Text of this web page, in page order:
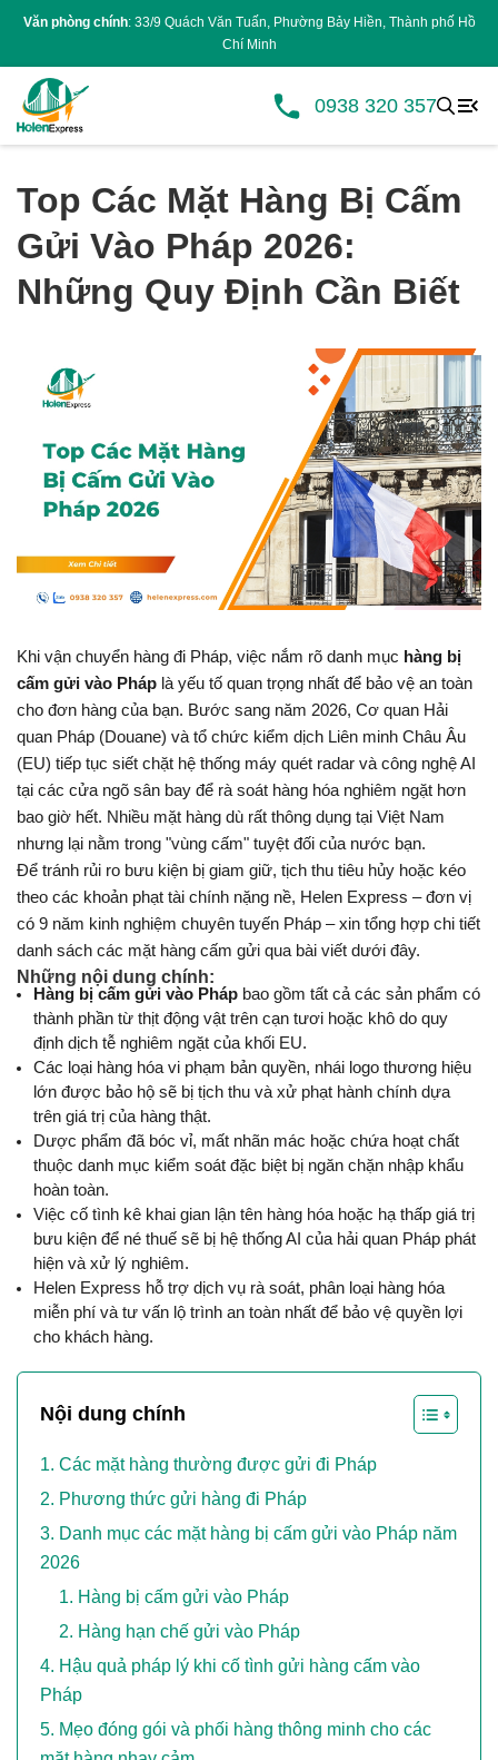
Văn phòng chính: 33/9 Quách Văn Tuấn, Phường Bảy Hiền, Thành phố Hồ
Chí Minh
0938 320 357
Top Các Mặt Hàng Bị Cấm
Gửi Vào Pháp 2026:
Những Quy Định Cần Biết
Khi vận chuyển hàng đi Pháp, việc nắm rõ danh mục hàng bị
cấm gửi vào Pháp là yếu tố quan trọng nhất để bảo vệ an toàn
cho đơn hàng của bạn. Bước sang năm 2026, Cơ quan Hải
quan Pháp (Douane) và tổ chức kiểm dịch Liên minh Châu Âu
(EU) tiếp tục siết chặt hệ thống máy quét radar và công nghệ AI
tại các cửa ngõ sân bay để rà soát hàng hóa nghiêm ngặt hơn
bao giờ hết. Nhiều mặt hàng dù rất thông dụng tại Việt Nam
nhưng lại nằm trong "vùng cấm" tuyệt đối của nước bạn.
Để tránh rủi ro bưu kiện bị giam giữ, tịch thu tiêu hủy hoặc kéo
theo các khoản phạt tài chính nặng nề, Helen Express – đơn vị
có 9 năm kinh nghiệm chuyên tuyến Pháp – xin tổng hợp chi tiết
danh sách các mặt hàng cấm gửi qua bài viết dưới đây.
Những nội dung chính:
Hàng bị cấm gửi vào Pháp bao gồm tất cả các sản phẩm có
thành phần từ thịt động vật trên cạn tươi hoặc khô do quy
định dịch tễ nghiêm ngặt của khối EU.
Các loại hàng hóa vi phạm bản quyền, nhái logo thương hiệu
lớn được bảo hộ sẽ bị tịch thu và xử phạt hành chính dựa
trên giá trị của hàng thật.
Dược phẩm đã bóc vỉ, mất nhãn mác hoặc chứa hoạt chất
thuộc danh mục kiểm soát đặc biệt bị ngăn chặn nhập khẩu
hoàn toàn.
Việc cố tình kê khai gian lận tên hàng hóa hoặc hạ thấp giá trị
bưu kiện để né thuế sẽ bị hệ thống AI của hải quan Pháp phát
hiện và xử lý nghiêm.
Helen Express hỗ trợ dịch vụ rà soát, phân loại hàng hóa
miễn phí và tư vấn lộ trình an toàn nhất để bảo vệ quyền lợi
cho khách hàng.
Nội dung chính
Các mặt hàng thường được gửi đi Pháp
Phương thức gửi hàng đi Pháp
Danh mục các mặt hàng bị cấm gửi vào Pháp năm
2026
Hàng bị cấm gửi vào Pháp
Hàng hạn chế gửi vào Pháp
Hậu quả pháp lý khi cố tình gửi hàng cấm vào
Pháp
Mẹo đóng gói và phối hàng thông minh cho các